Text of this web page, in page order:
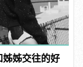
姊姊交往的好